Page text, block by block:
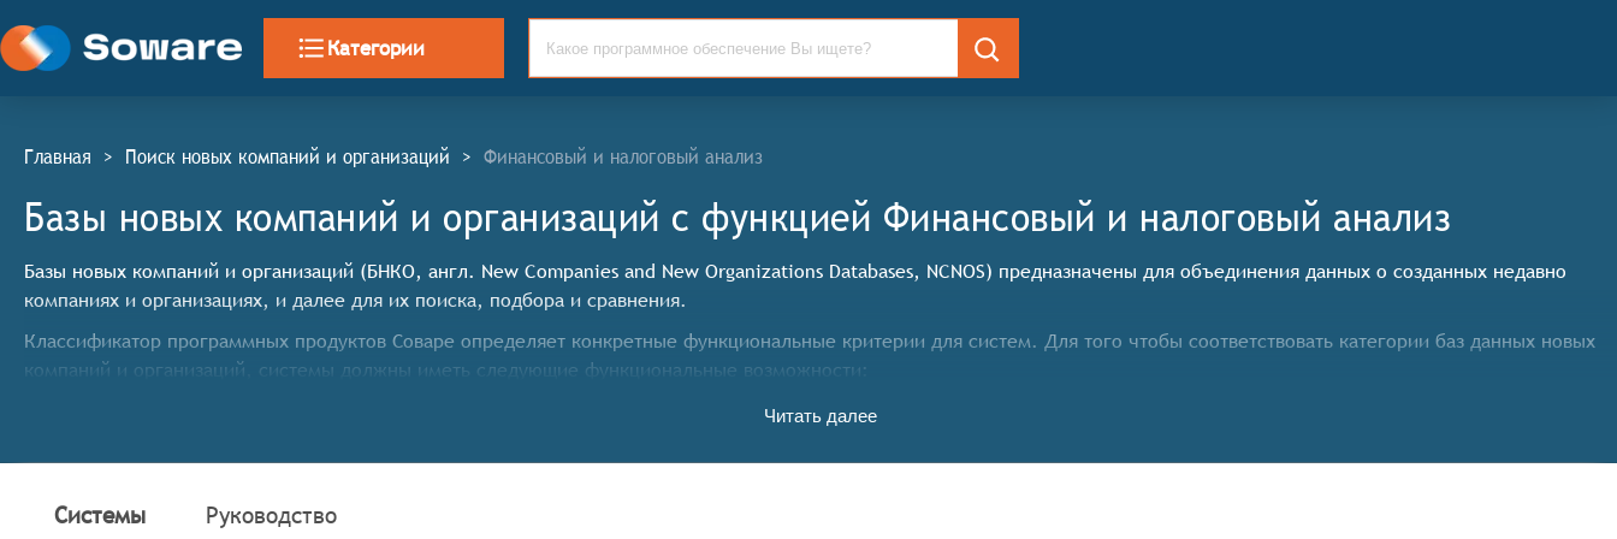
Категории
Главная > Поиск новых компаний и организаций > Финансовый и налоговый анализ
Базы новых компаний и организаций c функцией Финансовый и налоговый анализ
Базы новых компаний и организаций (БНКО, англ. New Companies and New Organizations Databases, NCNOS) предназначены для объединения данных о созданных недавно
компаниях и организациях, и далее для их поиска, подбора и сравнения.
Классификатор программных продуктов Соваре определяет конкретные функциональные критерии для систем. Для того чтобы соответствовать категории баз данных новых
компаний и организаций, системы должны иметь следующие функциональные возможности:
Сбор и хранение данных: системы должны обеспечивать сбор и хранение информации о новых компаниях и организациях из различных источников, включая
Поиск и фильтрация: системы должны предоставлять возможность поиска и фильтрации данных по различным критериям, таким как название компании или
организации, сфера деятельности, местоположение, размер и т.д. Это упрощает поиск нужной информации и сокращает время на её получение.
Читать далее
Системы Руководство